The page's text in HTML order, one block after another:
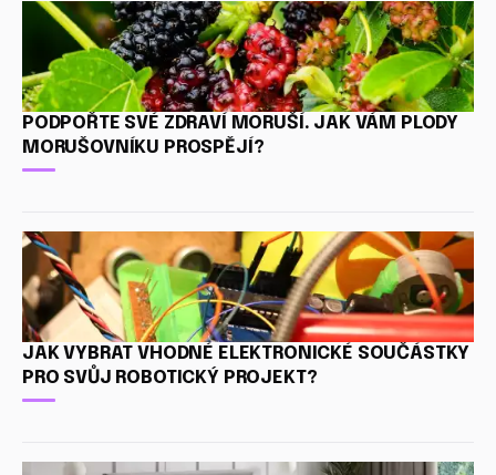
PODPOŘTE SVÉ ZDRAVÍ MORUŠÍ. JAK VÁM PLODY
MORUŠOVNÍKU PROSPĚJÍ?
JAK VYBRAT VHODNÉ ELEKTRONICKÉ SOUČÁSTKY
PRO SVŮJ ROBOTICKÝ PROJEKT?